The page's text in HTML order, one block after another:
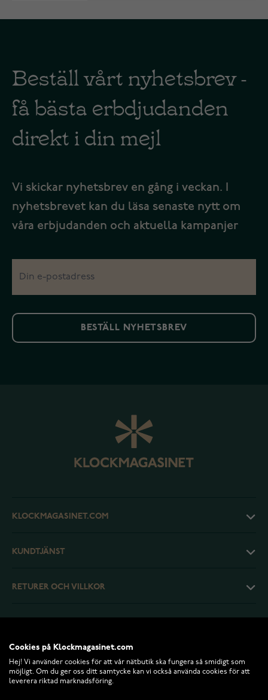
Beställ vårt nyhetsbrev -
få bästa erbdjudanden
direkt i din mejl
Vi skickar nyhetsbrev en gång i veckan. I
nyhetsbrevet kan du läsa senaste nytt om
våra erbjudanden och aktuella kampanjer
BESTÄLL NYHETSBREV
KLOCKMAGASINET.COM
KUNDTJÄNST
RETURER OCH VILLKOR
Cookies på Klockmagasinet.com
Hej! Vi använder cookies för att vår nätbutik ska fungera så smidigt som
möjligt. Om du ger oss ditt samtycke kan vi också använda cookies för att
leverera riktad marknadsföring.